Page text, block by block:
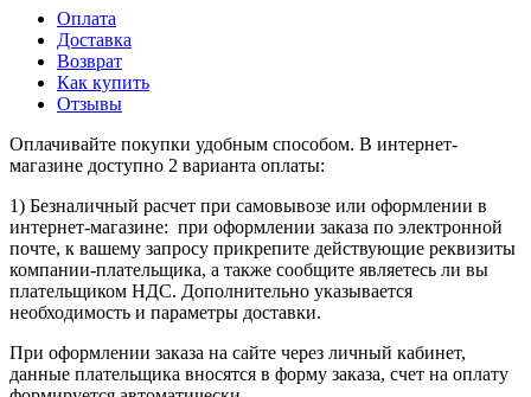
Оплата
Доставка
Возврат
Как купить
Отзывы
Оплачивайте покупки удобным способом. В интернет-
магазине доступно 2 варианта оплаты:
1) Безналичный расчет при самовывозе или оформлении в
интернет-магазине: при оформлении заказа по электронной
почте, к вашему запросу прикрепите действующие реквизиты
компании-плательщика, а также сообщите являетесь ли вы
плательщиком НДС. Дополнительно указывается
необходимость и параметры доставки.
При оформлении заказа на сайте через личный кабинет,
данные плательщика вносятся в форму заказа, счет на оплату